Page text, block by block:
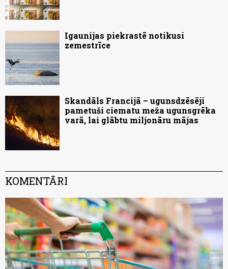
Igaunijas piekrastē notikusi
zemestrīce
Skandāls Francijā – ugunsdzēsēji
pametuši ciematu meža ugunsgrēka
varā, lai glābtu miljonāru mājas
KOMENTĀRI